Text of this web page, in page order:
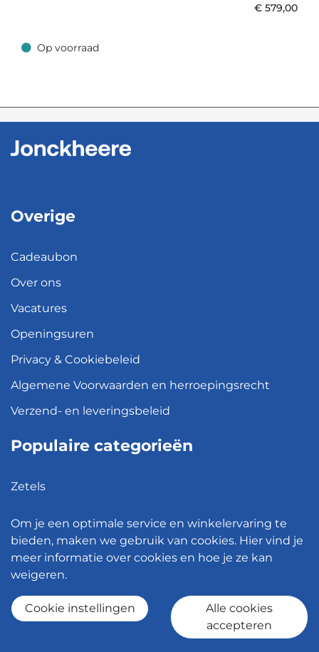
€ 579,00
Op voorraad
Op voorraad
Overige
Cadeaubon
Over ons
Vacatures
Openingsuren
Privacy & Cookiebeleid
Algemene Voorwaarden en herroepingsrecht
Verzend- en leveringsbeleid
Populaire categorieën
Zetels
Hanglampen
Bureaustoelen
© 2026 - Meubelen Jonckheere -
Om je een optimale service en winkelervaring te
bieden, maken we gebruik van cookies. Hier vind je
meer informatie over cookies en hoe je ze kan
weigeren.
Cookie instellingen
Alle cookies
accepteren